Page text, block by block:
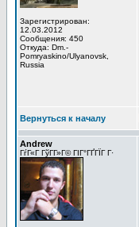
Зарегистрирован:
12.03.2012
Сообщения: 450
Откуда: Dm.-
Pomryaskino/Ulyanovsk,
Russia
Вернуться к началу
Andrew
ГѓГ«Г ГўГ­Г»Г© ГІГ°ГҐГЇГ Г·